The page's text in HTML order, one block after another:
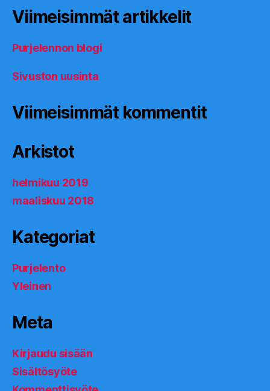
Viimeisimmät artikkelit
Purjelennon blogi
Sivuston uusinta
Viimeisimmät kommentit
Arkistot
helmikuu 2019
maaliskuu 2018
Kategoriat
Purjelento
Yleinen
Meta
Kirjaudu sisään
Sisältösyöte